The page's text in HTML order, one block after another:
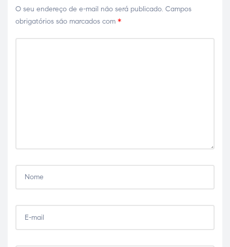
O seu endereço de e-mail não será publicado. Campos
obrigatórios são marcados com *